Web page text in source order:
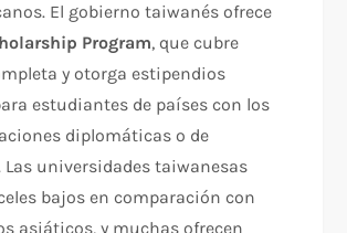
El gobierno taiwanés ofrece
Program, que cubre
y otorga estipendios
estudiantes de países con los
diplomáticas o de
Las universidades taiwanesas
bajos en comparación con
asiáticos, y muchas ofrecen